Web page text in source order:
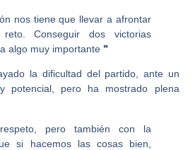
nos tiene que llevar a afrontar
Conseguir dos victorias
algo muy importante ❞
la dificultad del partido, ante un
potencial, pero ha mostrado plena
pero también con la
si hacemos las cosas bien,